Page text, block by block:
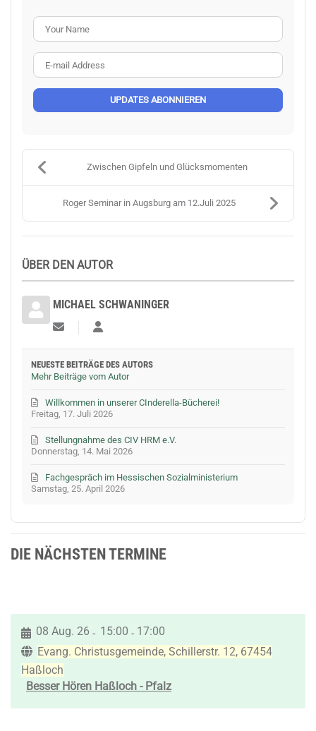
UPDATES ABONNIEREN
Zwischen Gipfeln und Glücksmomenten
Roger Seminar in Augsburg am 12.Juli 2025
ÜBER DEN AUTOR
MICHAEL SCHWANINGER
Updates abonnieren
NEUESTE BEITRÄGE DES AUTORS
Mehr Beiträge vom Autor
Freitag, 17. Juli 2026
Willkommen in unserer CInderella-Bücherei!
Donnerstag, 14. Mai 2026
Stellungnahme des CIV HRM e.V.
Samstag, 25. April 2026
Fachgespräch im Hessischen Sozialministerium
DIE NÄCHSTEN TERMINE
08 Aug. 26 - 15:00 - 17:00
Evang. Christusgemeinde, Schillerstr. 12, 67454
Haßloch
Besser Hören Haßloch - Pfalz